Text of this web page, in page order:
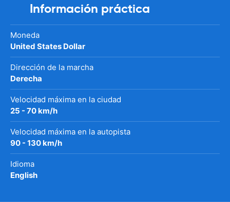
Información práctica
Moneda
United States Dollar
Dirección de la marcha
Derecha
Velocidad máxima en la ciudad
25 - 70 km/h
Velocidad máxima en la autopista
90 - 130 km/h
Idioma
English